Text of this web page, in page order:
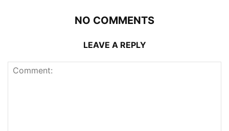
NO COMMENTS
LEAVE A REPLY